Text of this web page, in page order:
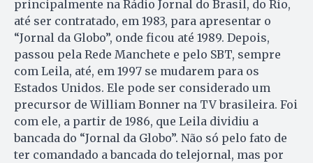
principalmente na Rádio Jornal do Brasil, do Rio,
até ser contratado, em 1983, para apresentar o
“Jornal da Globo”, onde ficou até 1989. Depois,
passou pela Rede Manchete e pelo SBT, sempre
com Leila, até, em 1997 se mudarem para os
Estados Unidos. Ele pode ser considerado um
precursor de William Bonner na TV brasileira. Foi
com ele, a partir de 1986, que Leila dividiu a
bancada do “Jornal da Globo”. Não só pelo fato de
ter comandado a bancada do telejornal, mas por